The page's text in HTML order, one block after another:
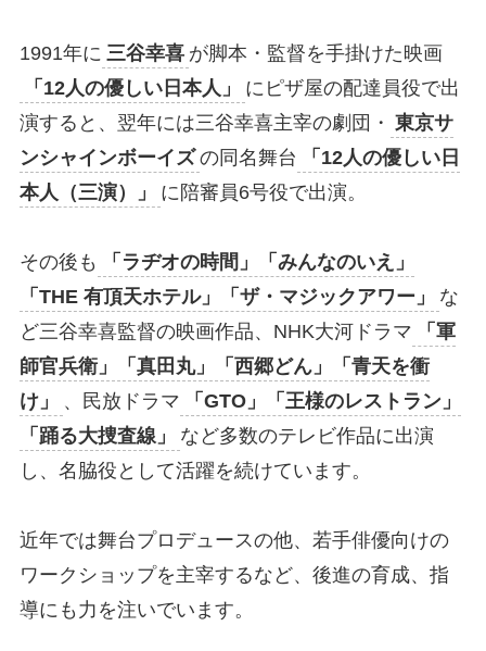
1991年に 三谷幸喜 が脚本・監督を手掛けた映画
「12人の優しい日本人」
にピザ屋の配達員役で出
演すると、翌年には三谷幸喜主宰の劇団・ 東京サ
ンシャインボーイズ の同名舞台
「12人の優しい日
本人（三演）」
に陪審員6号役で出演。
その後も
「ラヂオの時間」「みんなのいえ」
「THE 有頂天ホテル」「ザ・マジックアワー」
な
ど三谷幸喜監督の映画作品、NHK大河ドラマ
「軍
師官兵衛」「真田丸」「西郷どん」「青天を衝
け」
、民放ドラマ
「GTO」「王様のレストラン」
「踊る大捜査線」
など多数のテレビ作品に出演
し、名脇役として活躍を続けています。
近年では舞台プロデュースの他、若手俳優向けの
ワークショップを主宰するなど、後進の育成、指
導にも力を注いでいます。